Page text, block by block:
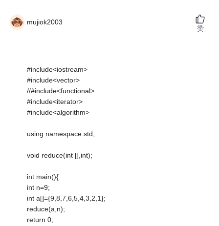
mujiok2003
#include<iostream>
#include<vector>
//#include<functional>
#include<iterator>
#include<algorithm>
using namespace std;
void reduce(int [],int);
int main(){
int n=9;
int a[]={9,8,7,6,5,4,3,2,1};
reduce(a,n);
return 0;
赞